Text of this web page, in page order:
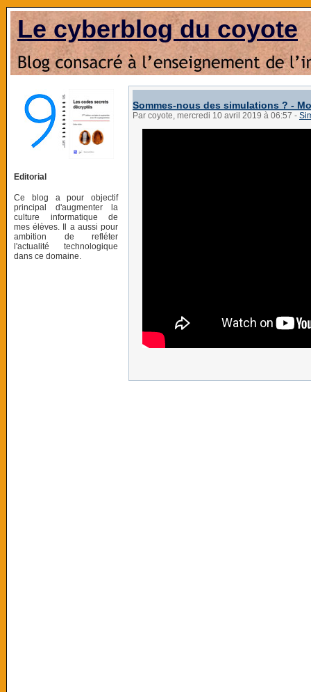
Le cyberblog du coyote
Editorial
Ce blog a pour objectif
principal d'augmenter la
culture informatique de
mes élèves. Il a aussi pour
ambition de refléter
l'actualité technologique
dans ce domaine.
Sommes-nous des simulations ? -
Par coyote, mercredi 10 avril 2019 à 06:57 -